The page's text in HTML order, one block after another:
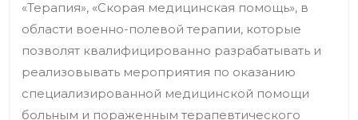
«Терапия», «Скорая медицинская помощь», в
области военно-полевой терапии, которые
позволят квалифицированно разрабатывать и
реализовывать мероприятия по оказанию
специализированной медицинской помощи
больным и пораженным терапевтического